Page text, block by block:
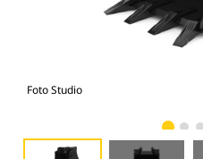
Foto Studio